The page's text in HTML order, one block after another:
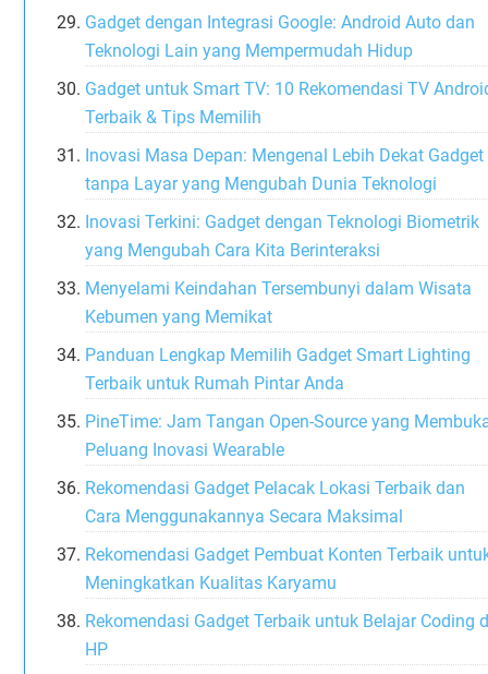
Gadget dengan Integrasi Google: Android Auto dan
Teknologi Lain yang Mempermudah Hidup
Gadget untuk Smart TV: 10 Rekomendasi TV
Terbaik & Tips Memilih
Inovasi Masa Depan: Mengenal Lebih Dekat Gadget
tanpa Layar yang Mengubah Dunia Teknologi
Inovasi Terkini: Gadget dengan Teknologi Biometrik
yang Mengubah Cara Kita Berinteraksi
Menyelami Keindahan Tersembunyi dalam Wisata
Kebumen yang Memikat
Panduan Lengkap Memilih Gadget Smart Lighting
Terbaik untuk Rumah Pintar Anda
PineTime: Jam Tangan Open-Source yang
Peluang Inovasi Wearable
Rekomendasi Gadget Pelacak Lokasi Terbaik dan
Cara Menggunakannya Secara Maksimal
Rekomendasi Gadget Pembuat Konten Terbaik
Meningkatkan Kualitas Karyamu
Rekomendasi Gadget Terbaik untuk Belajar Coding
HP